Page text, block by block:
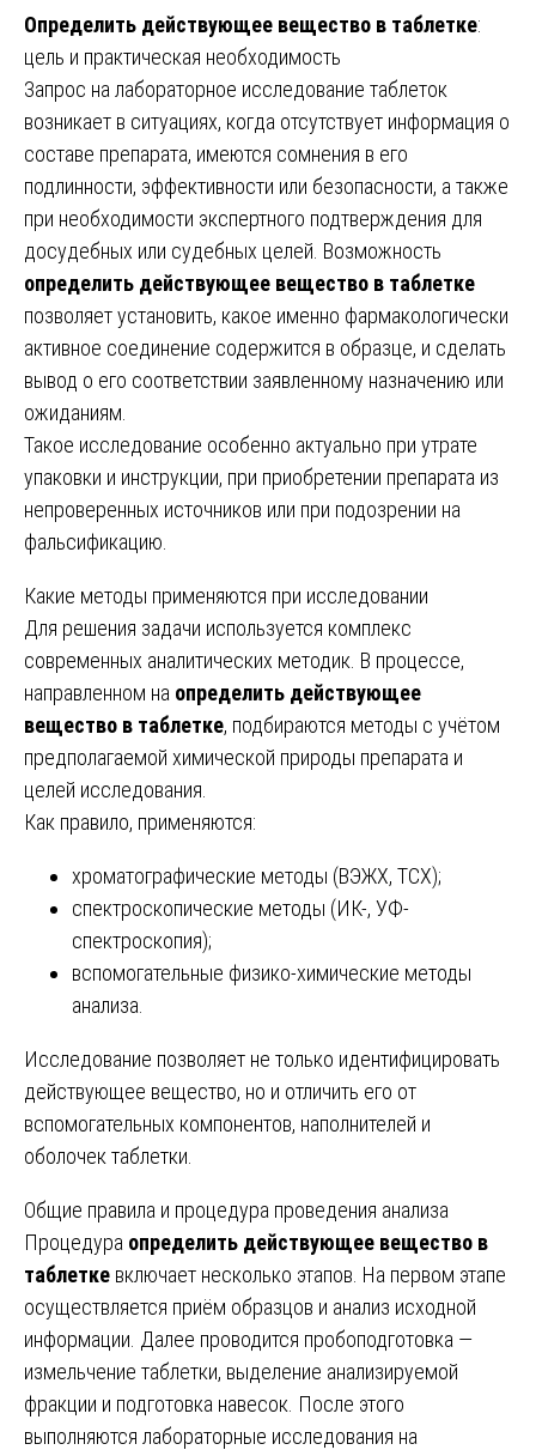
Определить действующее вещество в таблетке:
цель и практическая необходимость
Запрос на лабораторное исследование таблеток
возникает в ситуациях, когда отсутствует информация о
составе препарата, имеются сомнения в его
подлинности, эффективности или безопасности, а также
при необходимости экспертного подтверждения для
досудебных или судебных целей. Возможность
определить действующее вещество в таблетке
позволяет установить, какое именно фармакологически
активное соединение содержится в образце, и сделать
вывод о его соответствии заявленному назначению или
ожиданиям.
Такое исследование особенно актуально при утрате
упаковки и инструкции, при приобретении препарата из
непроверенных источников или при подозрении на
фальсификацию.
Какие методы применяются при исследовании
Для решения задачи используется комплекс
современных аналитических методик. В процессе,
направленном на определить действующее
вещество в таблетке, подбираются методы с учётом
предполагаемой химической природы препарата и
целей исследования.
Как правило, применяются:
хроматографические методы (ВЭЖХ, ТСХ);
спектроскопические методы (ИК-, УФ-
спектроскопия);
вспомогательные физико-химические методы
анализа.
Исследование позволяет не только идентифицировать
действующее вещество, но и отличить его от
вспомогательных компонентов, наполнителей и
оболочек таблетки.
Общие правила и процедура проведения анализа
Процедура определить действующее вещество в
таблетке включает несколько этапов. На первом этапе
осуществляется приём образцов и анализ исходной
информации. Далее проводится пробоподготовка —
измельчение таблетки, выделение анализируемой
фракции и подготовка навесок. После этого
выполняются лабораторные исследования на